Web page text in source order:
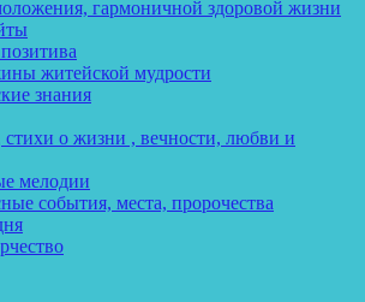
гармоничной здоровой жизни
житейской мудрости
знания
о жизни , вечности, любви и
мелодии
события, места, пророчества